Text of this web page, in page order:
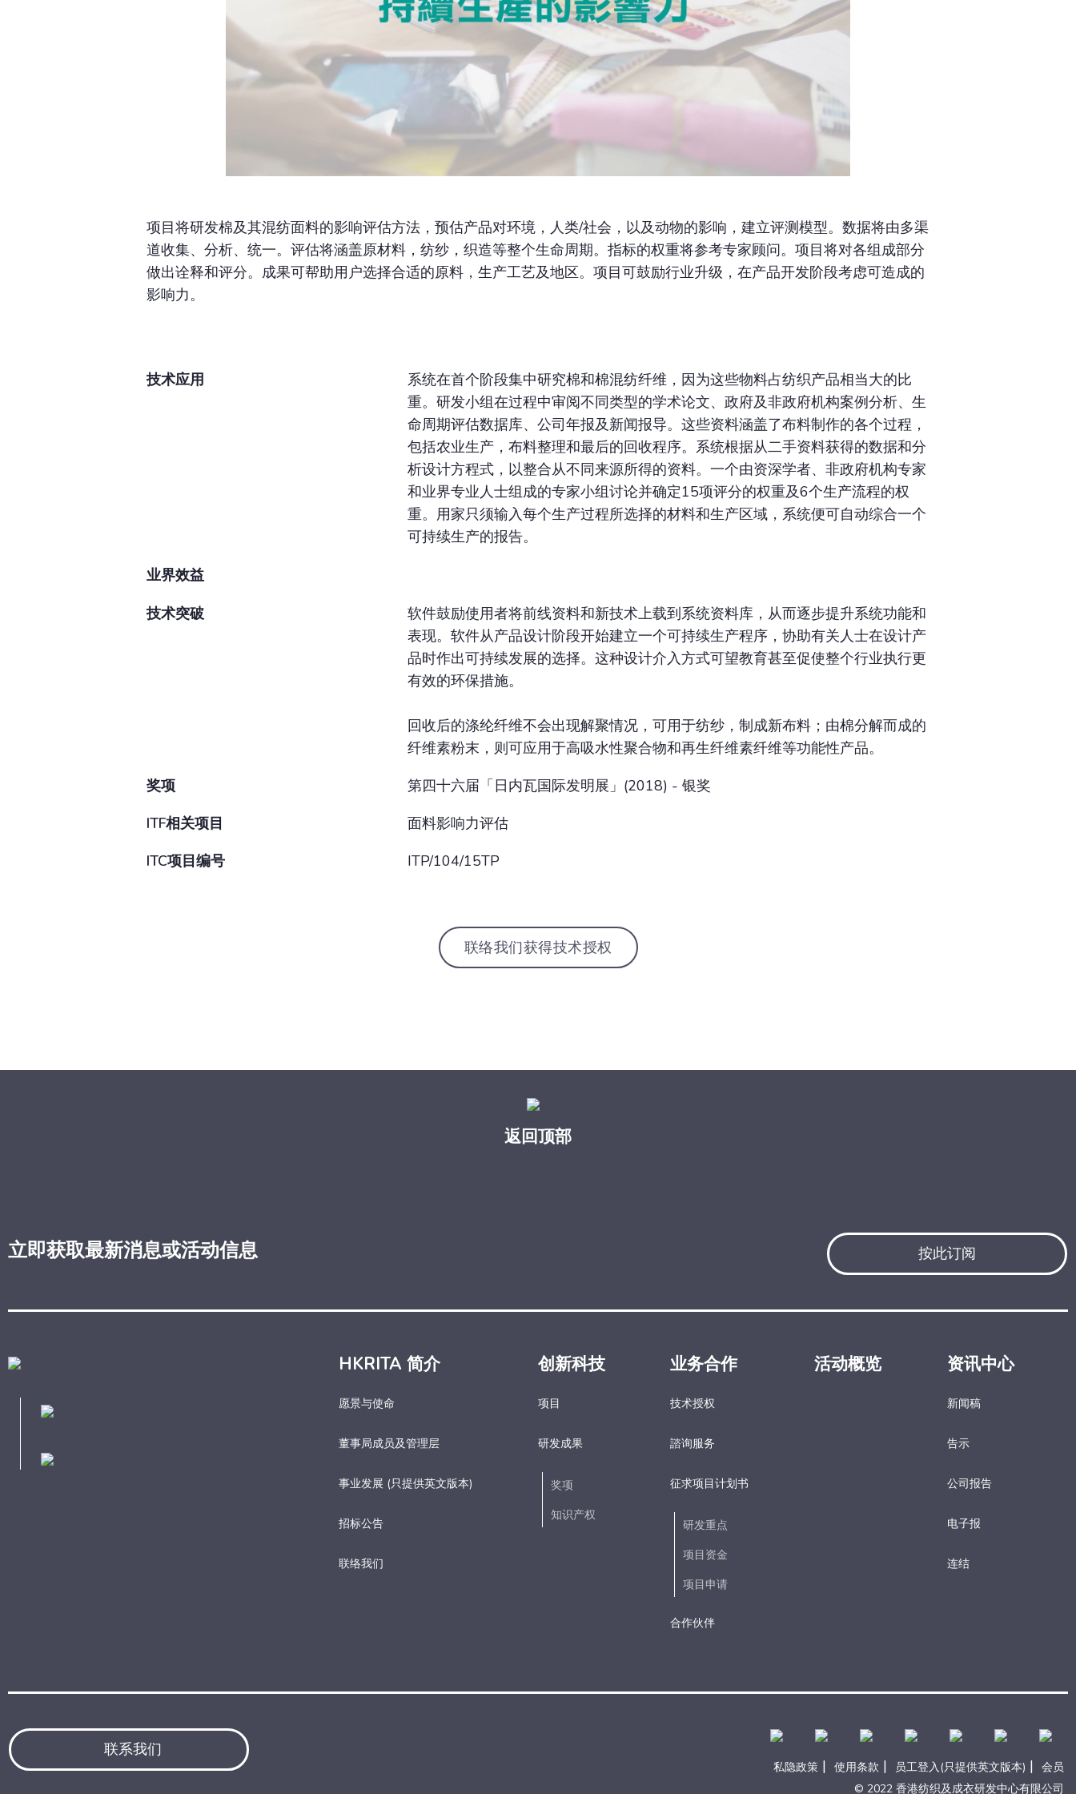
项目将研发棉及其混纺面料的影响评估方法，预估产品对环境，人类/社会，以及动物的影响，建立评测模型。数据将由多渠
道收集、分析、统一。评估将涵盖原材料，纺纱，织造等整个生命周期。指标的权重将参考专家顾问。项目将对各组成部分
做出诠释和评分。成果可帮助用户选择合适的原料，生产工艺及地区。项目可鼓励行业升级，在产品开发阶段考虑可造成的
影响力。
技术应用
系统在首个阶段集中研究棉和棉混纺纤维，因为这些物料占纺织产品相当大的比
重。研发小组在过程中审阅不同类型的学术论文、政府及非政府机构案例分析、生
命周期评估数据库、公司年报及新闻报导。这些资料涵盖了布料制作的各个过程，
包括农业生产，布料整理和最后的回收程序。系统根据从二手资料获得的数据和分
析设计方程式，以整合从不同来源所得的资料。一个由资深学者、非政府机构专家
和业界专业人士组成的专家小组讨论并确定15项评分的权重及6个生产流程的权
重。用家只须输入每个生产过程所选择的材料和生产区域，系统便可自动综合一个
可持续生产的报告。
业界效益
技术突破
软件鼓励使用者将前线资料和新技术上载到系统资料库，从而逐步提升系统功能和
表现。软件从产品设计阶段开始建立一个可持续生产程序，协助有关人士在设计产
品时作出可持续发展的选择。这种设计介入方式可望教育甚至促使整个行业执行更
有效的环保措施。
回收后的涤纶纤维不会出现解聚情况，可用于纺纱，制成新布料；由棉分解而成的
纤维素粉末，则可应用于高吸水性聚合物和再生纤维素纤维等功能性产品。
奖项
第四十六届「日内瓦国际发明展」(2018) - 银奖
ITF相关项目
面料影响力评估
ITC项目编号
ITP/104/15TP
联络我们获得技术授权
返回顶部
立即获取最新消息或活动信息 按此订阅
HKRITA 简介
愿景与使命
董事局成员及管理层
事业发展 (只提供英文版本)
招标公告
联络我们
创新科技
项目
研发成果
奖项
知识产权
业务合作
技术授权
諮询服务
征求项目计划书
研发重点​
项目资金​
项目申请​
合作伙伴
活动概览 资讯中心
新闻稿
告示
公司报告
电子报​
连结
联系我们
私隐政策 | 使用条款 | 员工登入(只提供英文版本) | 会员
© 2022 香港纺织及成衣研发中心有限公司